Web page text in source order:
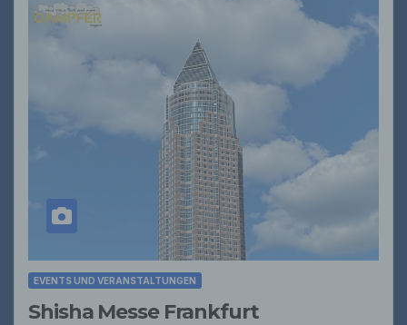
EVENTS UND VERANSTALTUNGEN
Shisha Messe Frankfurt